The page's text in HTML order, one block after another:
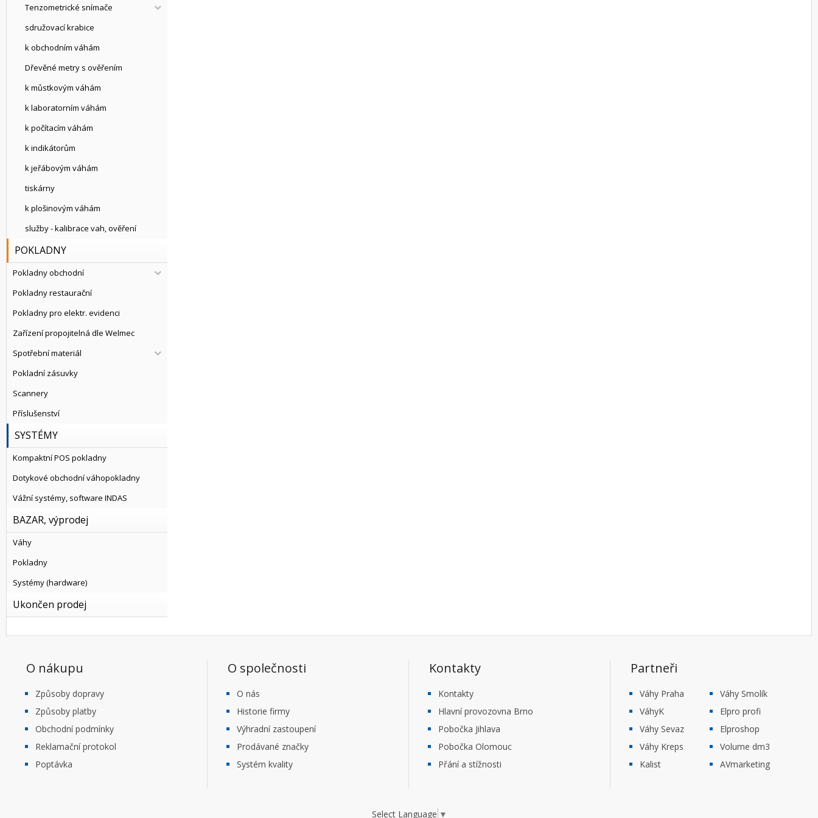
Tenzometrické snímače
sdružovací krabice
k obchodním váhám
Dřevěné metry s ověřením
k můstkovým váhám
k laboratorním váhám
k počítacím váhám
k indikátorům
k jeřábovým váhám
tiskárny
k plošinovým váhám
služby - kalibrace vah, ověření
POKLADNY
Pokladny obchodní
Pokladny restaurační
Pokladny pro elektr. evidenci
Zařízení propojitelná dle Welmec
Spotřební materiál
Pokladní zásuvky
Scannery
Příslušenství
SYSTÉMY
Kompaktní POS pokladny
Dotykové obchodní váhopokladny
Vážní systémy, software INDAS
BAZAR, výprodej
Váhy
Pokladny
Systémy (hardware)
Ukončen prodej
O nákupu
Způsoby dopravy
Způsoby platby
Obchodní podmínky
Reklamační protokol
Poptávka
O společnosti
O nás
Historie firmy
Výhradní zastoupení
Prodávané značky
Systém kvality
Kontakty
Kontakty
Hlavní provozovna Brno
Pobočka Jihlava
Pobočka Olomouc
Přání a stížnosti
Partneři
Váhy Praha
VáhyK
Váhy Sevaz
Váhy Kreps
Kalist
Váhy Smolík
Elpro profi
Elproshop
Volume dm3
AVmarketing
Select Language ▼